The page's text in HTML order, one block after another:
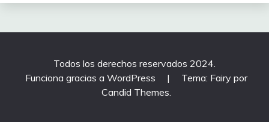
Todos los derechos reservados 2024.
Funciona gracias a WordPress
|
Tema: Fairy por
Candid Themes.